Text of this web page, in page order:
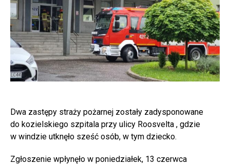
Dwa zastępy straży pożarnej zostały zadysponowane
do kozielskiego szpitala przy ulicy Roosvelta , gdzie
w windzie utknęło sześć osób, w tym dziecko.
Zgłoszenie wpłynęło w poniedziałek, 13 czerwca